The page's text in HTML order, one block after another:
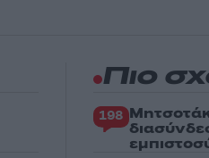
Πιο
198